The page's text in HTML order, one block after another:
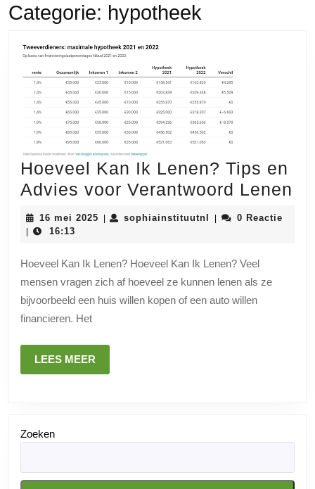
Categorie: hypotheek
Hoeveel Kan Ik Lenen? Tips en
Advies voor Verantwoord Lenen
16 mei 2025 16
sophiainstituutnl sophiainstituutnl
0 Reactie
16:13
Hoeveel Kan Ik Lenen? Hoeveel Kan Ik Lenen? Veel
mensen vragen zich af hoeveel ze kunnen lenen als ze
bijvoorbeeld een huis willen kopen of een auto willen
financieren. Het
LEES MEER
MEER
Zoeken